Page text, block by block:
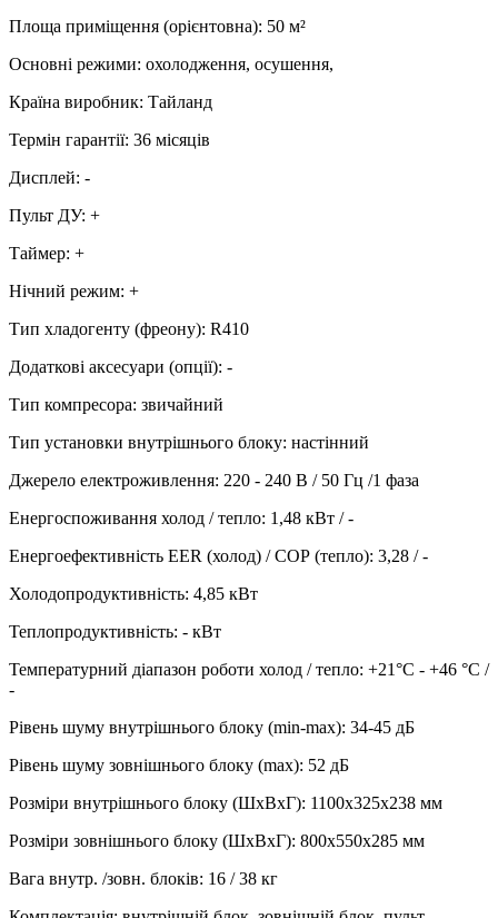
Площа приміщення (орієнтовна): 50 м²
Основні режими: охолодження, осушення,
Країна виробник: Тайланд
Термін гарантії: 36 місяців
Дисплей: -
Пульт ДУ: +
Таймер: +
Нічний режим: +
Тип хладогенту (фреону): R410
Додаткові аксесуари (опції): -
Тип компресора: звичайний
Тип установки внутрішнього блоку: настінний
Джерело електроживлення: 220 - 240 В / 50 Гц /1 фаза
Енергоспоживання холод / тепло: 1,48 кВт / -
Енергоефективність EER (холод) / СОР (тепло): 3,28 / -
Холодопродуктивність: 4,85 кВт
Теплопродуктивність: - кВт
Температурний діапазон роботи холод / тепло: +21°C - +46 °C /
-
Рівень шуму внутрішнього блоку (min-max): 34-45 дБ
Рівень шуму зовнішнього блоку (max): 52 дБ
Розміри внутрішнього блоку (ШхВхГ): 1100х325х238 мм
Розміри зовнішнього блоку (ШхВхГ): 800х550х285 мм
Вага внутр. /зовн. блоків: 16 / 38 кг